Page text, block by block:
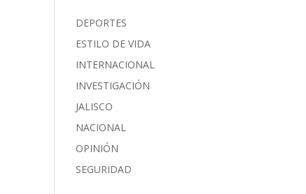
DEPORTES
ESTILO DE VIDA
INTERNACIONAL
INVESTIGACIÓN
JALISCO
NACIONAL
OPINIÓN
SEGURIDAD